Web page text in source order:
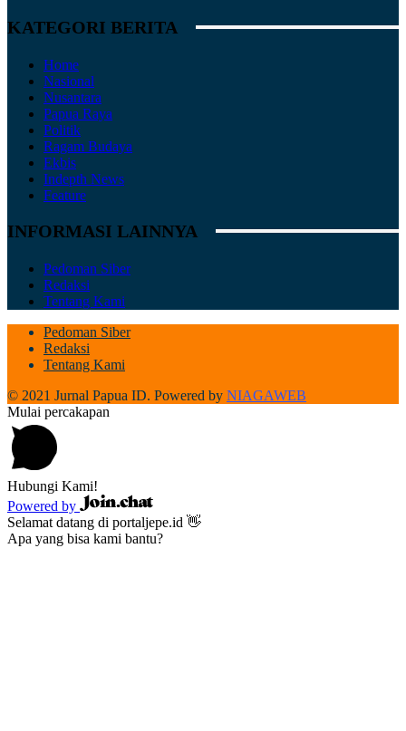
KATEGORI BERITA
Home
Nasional
Nusantara
Papua Raya
Politik
Ragam Budaya
Ekbis
Indepth News
Feature
INFORMASI LAINNYA
Pedoman Siber
Redaksi
Tentang Kami
Pedoman Siber
Redaksi
Tentang Kami
© 2021 Jurnal Papua ID. Powered by NIAGAWEB
Mulai percakapan
Hubungi Kami!
Powered by
Selamat datang di portaljepe.id 👋
Apa yang bisa kami bantu?